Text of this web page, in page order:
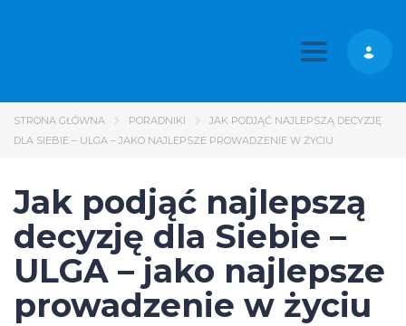
Toggle
STRONA GŁÓWNA PORADNIKI
JAK PODJĄĆ NAJLEPSZĄ DECYZJĘ
DLA SIEBIE – ULGA – JAKO NAJLEPSZE PROWADZENIE W ŻYCIU
Jak podjąć najlepszą
decyzję dla Siebie –
ULGA – jako najlepsze
prowadzenie w życiu